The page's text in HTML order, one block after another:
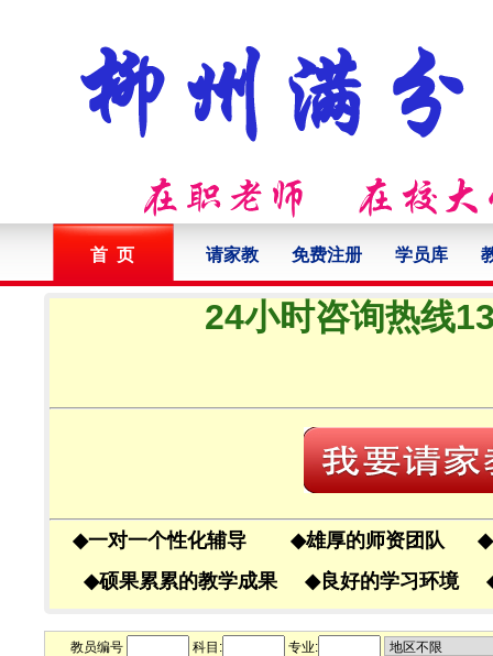
首 页 请家教 免费注册 学员库
24小时咨询热线
◆一对一个性化辅导 ◆雄厚的师资团队 ◆
◆硕果累累的教学成果 ◆良好的学习环境
教员编号 科目: 专业: